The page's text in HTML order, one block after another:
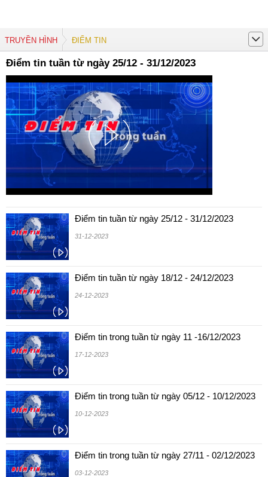
TRUYỀN HÌNH ĐIỂM TIN
Điểm tin tuần từ ngày 25/12 - 31/12/2023
Điểm tin tuần từ ngày 25/12 - 31/12/2023
31-12-2023
Điểm tin tuần từ ngày 18/12 - 24/12/2023
24-12-2023
Điểm tin trong tuần từ ngày 11 -16/12/2023
17-12-2023
Điểm tin trong tuần từ ngày 05/12 - 10/12/2023
10-12-2023
Điểm tin trong tuần từ ngày 27/11 - 02/12/2023
03-12-2023